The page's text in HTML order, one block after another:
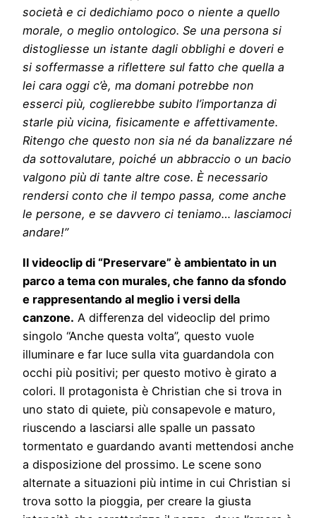
società e ci dedichiamo poco o niente a quello
morale, o meglio ontologico. Se una persona si
distogliesse un istante dagli obblighi e doveri e
si soffermasse a riflettere sul fatto che quella a
lei cara oggi c’è, ma domani potrebbe non
esserci più, coglierebbe subito l’importanza di
starle più vicina, fisicamente e affettivamente.
Ritengo che questo non sia né da banalizzare né
da sottovalutare, poiché un abbraccio o un bacio
valgono più di tante altre cose. È necessario
rendersi conto che il tempo passa, come anche
le persone, e se davvero ci teniamo… lasciamoci
andare!”
Il videoclip di “Preservare” è ambientato in un
parco a tema con murales, che fanno da sfondo
e rappresentando al meglio i versi della
canzone. A differenza del videoclip del primo
singolo “Anche questa volta”, questo vuole
illuminare e far luce sulla vita guardandola con
occhi più positivi; per questo motivo è girato a
colori. Il protagonista è Christian che si trova in
uno stato di quiete, più consapevole e maturo,
riuscendo a lasciarsi alle spalle un passato
tormentato e guardando avanti mettendosi anche
a disposizione del prossimo. Le scene sono
alternate a situazioni più intime in cui Christian si
trova sotto la pioggia, per creare la giusta